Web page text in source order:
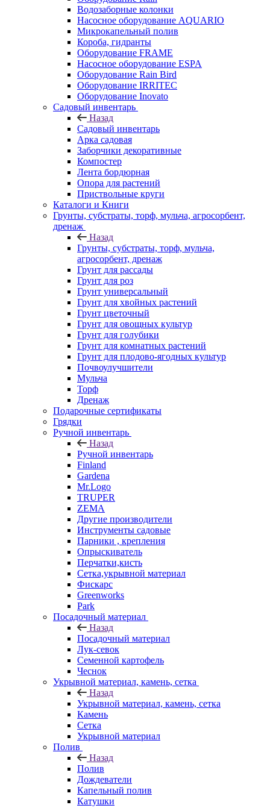
Водозаборные колонки
Насосное оборудование AQUARIO
Микрокапельный полив
Короба, гидранты
Оборудование FRAME
Насосное оборудование ESPA
Оборудование Rain Bird
Оборудование IRRITEC
Оборудование Inovato
Садовый инвентарь
Назад
Садовый инвентарь
Арка садовая
Заборчики декоративные
Компостер
Лента бордюрная
Опора для растений
Приствольные круги
Каталоги и Книги
Грунты, субстраты, торф, мульча, агросорбент,
дренаж
Назад
Грунты, субстраты, торф, мульча,
агросорбент, дренаж
Грунт для рассады
Грунт для роз
Грунт универсальный
Грунт для хвойных растений
Грунт цветочный
Грунт для овощных культур
Грунт для голубики
Грунт для комнатных растений
Грунт для плодово-ягодных культур
Почвоулучшители
Мульча
Торф
Дренаж
Подарочные сертификаты
Грядки
Ручной инвентарь
Назад
Ручной инвентарь
Finland
Gardena
Mr.Logo
TRUPER
ZEMA
Другие производители
Инструменты садовые
Парники , крепления
Опрыскиватель
Перчатки,кисть
Сетка,укрывной материал
Фискарс
Greenworks
Park
Посадочный материал
Назад
Посадочный материал
Лук-севок
Семенной картофель
Чеснок
Укрывной материал, камень, сетка
Назад
Укрывной материал, камень, сетка
Камень
Сетка
Укрывной материал
Полив
Назад
Полив
Дождеватели
Капельный полив
Катушки